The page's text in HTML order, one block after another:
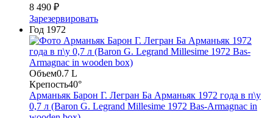
8 490 ₽
Зарезервировать
Год 1972
Объем0.7 L
Крепость40°
Арманьяк Барон Г. Легран Ба Арманьяк 1972 года в п\у
0,7 л (Baron G. Legrand Millesime 1972 Bas-Armagnac in